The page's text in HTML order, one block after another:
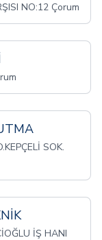
NO:12 Çorum
SOK.
İŞ HANI